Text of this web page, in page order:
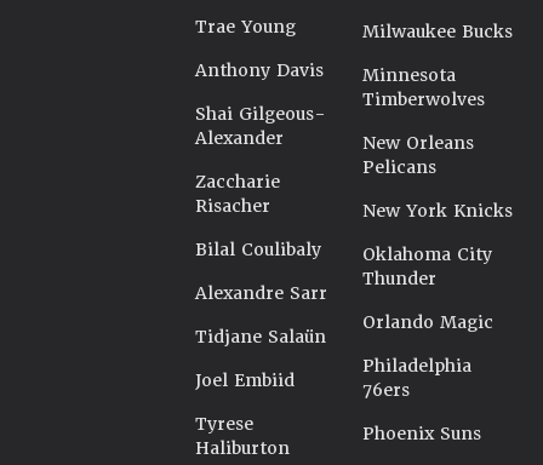
Trae Young
Anthony Davis
Shai Gilgeous-
Alexander
Zaccharie
Risacher
Bilal Coulibaly
Alexandre Sarr
Tidjane Salaün
Joel Embiid
Tyrese
Haliburton
Milwaukee Bucks
Minnesota
Timberwolves
New Orleans
Pelicans
New York Knicks
Oklahoma City
Thunder
Orlando Magic
Philadelphia
76ers
Phoenix Suns